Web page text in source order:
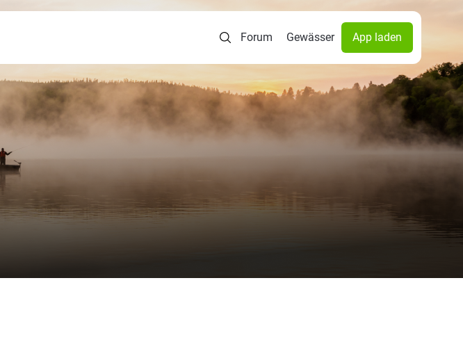
Forum Gewässer App laden